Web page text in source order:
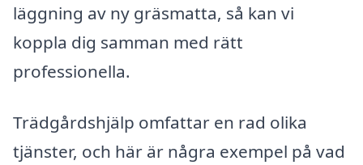
läggning av ny gräsmatta, så kan vi
koppla dig samman med rätt
professionella.
Trädgårdshjälp omfattar en rad olika
tjänster, och här är några exempel på vad